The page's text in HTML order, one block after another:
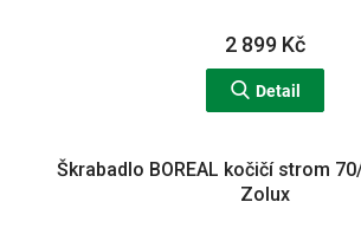
2 899 Kč
Detail
Škrabadlo BOREAL kočičí strom
Zolux